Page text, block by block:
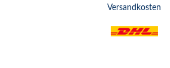
Versandkosten